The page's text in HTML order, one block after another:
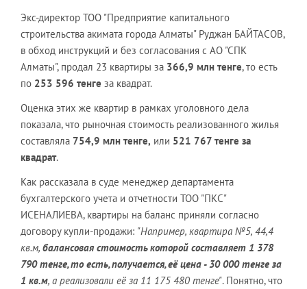
Экс-директор ТОО "Предприятие капитального
строительства акимата города Алматы" Руджан БАЙТАСОВ,
в обход инструкций и без согласования с АО "СПК
Алматы", продал 23 квартиры за 366,9 млн тенге, то есть
по 253 596 тенге за квадрат.
Оценка этих же квартир в рамках уголовного дела
показала, что рыночная стоимость реализованного жилья
составляла 754,9 млн тенге, или 521 767 тенге за
квадрат.
Как рассказала в суде менеджер департамента
бухгалтерского учета и отчетности ТОО "ПКС"
ИСЕНАЛИЕВА, квартиры на баланс приняли согласно
договору купли-продажи: "Например, квартира №5, 44,4
кв.м, балансовая стоимость которой составляет 1 378
790 тенге, то есть, получается, её цена - 30 000 тенге за
1 кв.м, а реализовали её за 11 175 480 тенге". Понятно, что